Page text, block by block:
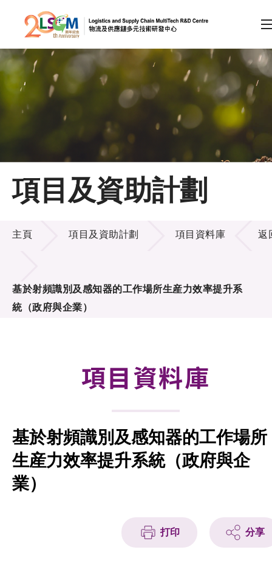
跳到內容（按回車鍵）
會員登入
A A EN 繁 简
主頁
關於LSCM
技術商品化
合作計劃
徵求研發項目計劃書
項目夥伴
活動及消息
科技分享
項目及資助計劃
項目及資助計劃
主頁 項目及資助計劃 項目資料庫
基於射頻識別及感知器的工作場所生産力效率提升系
統（政府與企業）
返
項目資料庫
基於射頻識別及感知器的工作場所
生産力效率提升系統（政府與企
業）
打印 分享